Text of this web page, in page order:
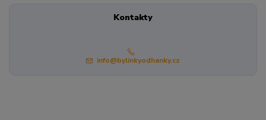
Kontakty
info@bylinkyodhanky.cz